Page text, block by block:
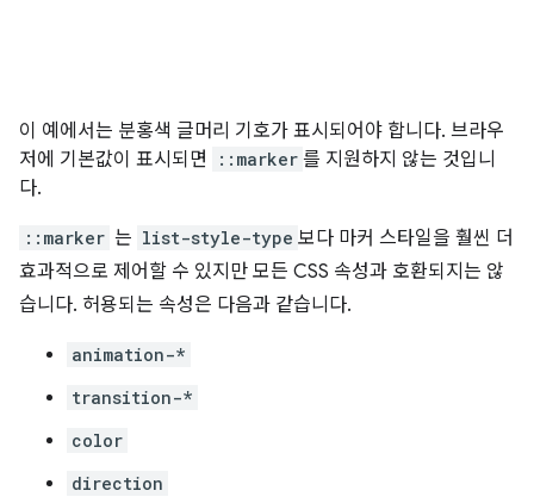
이 예에서는 분홍색 글머리 기호가 표시되어야 합니다. 브라우
저에 기본값이 표시되면
::marker 를 지원하지 않는 것입니
다.
::marker 는 list-style-type 보다 마커 스타일을 훨씬 더
효과적으로 제어할 수 있지만 모든 CSS 속성과 호환되지는 않
습니다. 허용되는 속성은 다음과 같습니다.
animation-*
transition-*
color
direction